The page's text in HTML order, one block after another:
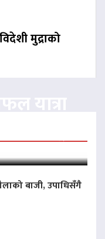
मुद्राको
दिन पूरा
बाजी, उपाधिसँगै